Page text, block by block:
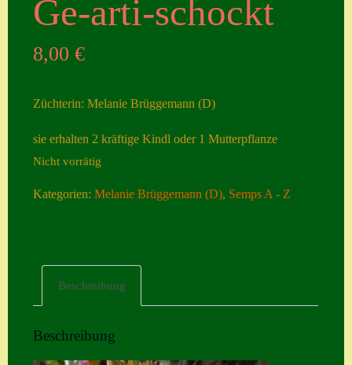
Seiten
ngen
Neuheiten
Ge-arti-schockt
8,00€
Züchterin: Melanie Brüggemann (D)
sie erhalten 2 kräftige Kindl oder 1 Mutterpflanze
Nicht vorrätig
Kategorien:Melanie Brüggemann (D), Semps A - Z
Beschreibung
Beschreibung